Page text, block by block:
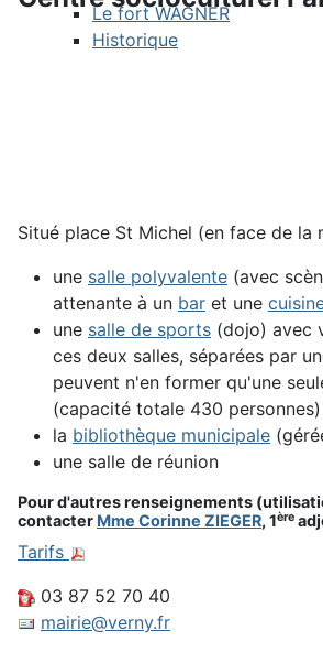
Le fort WAGNER
Historique
Situé place St Michel (en face de la
une salle polyvalente (avec
attenante à un bar et une
une salle de sports (dojo) avec
ces deux salles, séparées par
peuvent n'en former qu'une
(capacité totale 430 personnes)
la bibliothèque municipale
une salle de réunion
Pour d'autres renseignements
contacter Mme Corinne ZIEGER, 1ère
Tarifs
03 87 52 70 40
mairie@verny.fr